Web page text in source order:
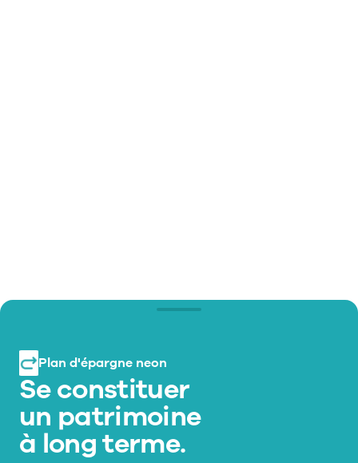
Plan d'épargne neon
Se constituer
un patrimoine
à long terme.